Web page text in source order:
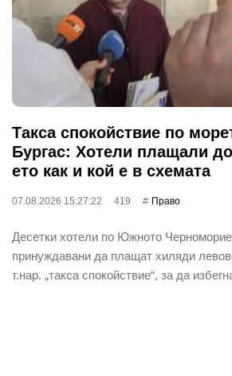
Такса спокойствие по
Бургас: Хотели плащали
ето как и кой е в схемата
07.08.2026 15:27:22 419 Право
Десетки хотели по Южното
принуждавани да плащат хиляди
т.нар. „такса спокойствие“, за да